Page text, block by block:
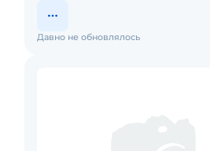
Давно не обновлялось